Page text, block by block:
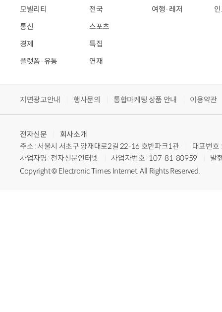
모빌리티
통신
경제
플랫폼·유통
전국
스포츠
특집
연재
여행·레저
지면광고안내 행사문의 통합마케팅 상품 안내 이용약관
전자신문
회사소개
주소 : 서울시 서초구 양재대로2길 22-16 호반파크1관
대표번
사업자명 : 전자신문인터넷
사업자번호 : 107-81-80959
발
Copyright © Electronic Times Internet. All Rights Reserved.